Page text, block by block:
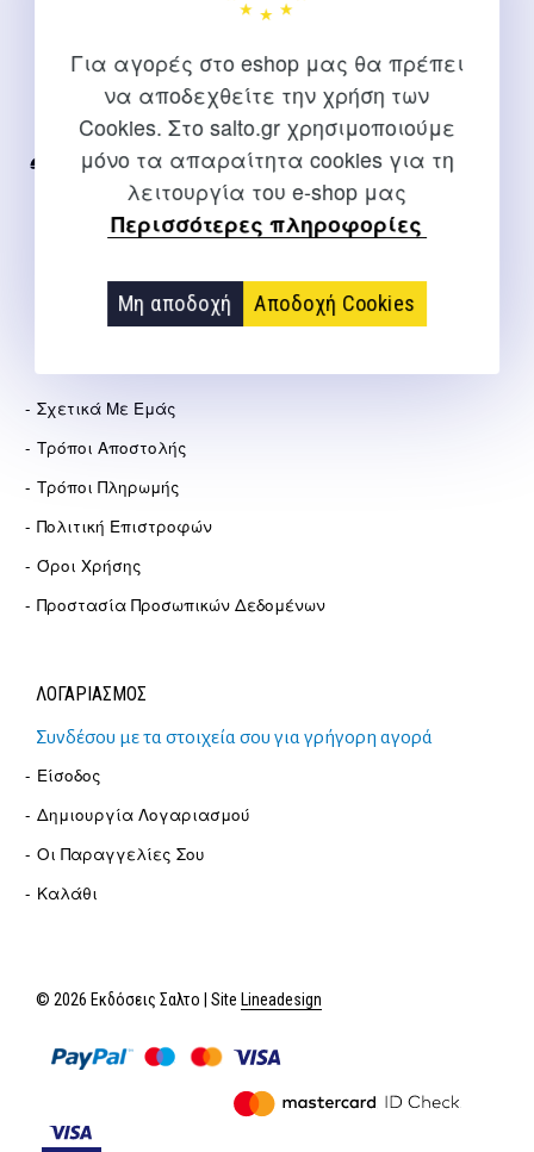
Για αγορές στο eshop μας θα πρέπει
να αποδεχθείτε την χρήση των
Cookies. Στο salto.gr χρησιμοποιούμε
μόνο τα απαραίτητα cookies για τη
λειτουργία του e-shop μας
Περισσότερες πληροφορίες
Μη αποδοχή Αποδοχή Cookies
ΕΠΙΚΟΙΝΩΝΊΑ
Για διευκρινίσεις και υποστήριξη παραγγελιών μέσω του
Internet
2310 267108
info@salto.gr
Σχετικά Με Εμάς
Τρόποι Αποστολής
Τρόποι Πληρωμής
Πολιτική Επιστροφών
Όροι Χρήσης
Προστασία Προσωπικών Δεδομένων
ΛΟΓΑΡΙΑΣΜΟΣ
Συνδέσου με τα στοιχεία σου για γρήγορη αγορά
Είσοδος
Δημιουργία Λογαριασμού
Οι Παραγγελίες Σου
Καλάθι
© 2026 Εκδόσεις Σαλτο | Site Lineadesign